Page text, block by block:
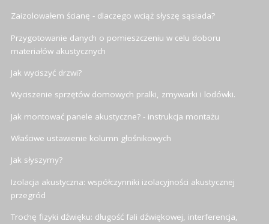
Zaizolowałem ścianę - dlaczego wciąż słyszę sąsiada?
Przygotowanie danych o pomieszczeniu w celu doboru
materiałów akustycznych
Jak wyciszyć drzwi?
Wyciszenie sprzętów domowych pralki, zmywarki i lodówki.
Jak montować panele akustyczne? - instrukcja montażu
Właściwe ustawienie kolumn głośnikowych
Jak słyszymy?
Izolacja akustyczna: współczynniki izolacyjności akustycznej
przegród
Trochę fizyki dźwięku: długość fali dźwiękowej, interferencja,